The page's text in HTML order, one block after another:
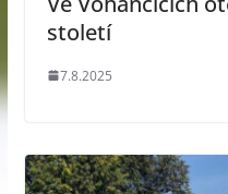
století
7.8.2025